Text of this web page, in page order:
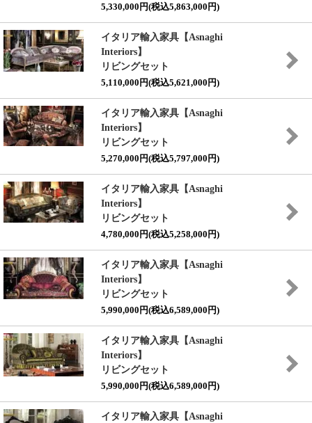
5,330,000円(税込5,863,000円)
イタリア輸入家具【Asnaghi
Interiors】
リビングセット
5,110,000円(税込5,621,000円)
イタリア輸入家具【Asnaghi
Interiors】
リビングセット
5,270,000円(税込5,797,000円)
イタリア輸入家具【Asnaghi
Interiors】
リビングセット
4,780,000円(税込5,258,000円)
イタリア輸入家具【Asnaghi
Interiors】
リビングセット
5,990,000円(税込6,589,000円)
イタリア輸入家具【Asnaghi
Interiors】
リビングセット
5,990,000円(税込6,589,000円)
イタリア輸入家具【Asnaghi